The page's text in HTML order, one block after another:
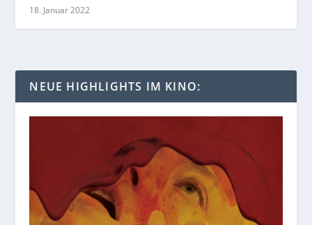
18. Januar 2022
NEUE HIGHLIGHTS IM KINO: